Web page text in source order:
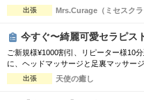
程の癒しと心のこもった おもてなし
■□■□■□■□■□■□ お客様の日々のお疲れ
出張 Mrs.Curage（ミセスクラ
今すぐ〜綺麗可愛セラピス
ご新規様¥1000割引、リピーター様10
に、ヘッドマッサージと足裏マッサージが付いていま
ルミックスコース 90分 ￥13,000→¥12,000 120分 ￥16,000→¥15,000 150分 ￥20,0
出張 天使の癒し